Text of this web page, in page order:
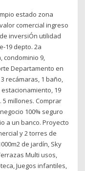
estado zona
comercial ingreso
inversiÓn utilidad
19 depto. 2a
condominio 9,
Departamento en
recámaras, 1 baño,
19
5 millones. Comprar
100% seguro
a un banco. Proyecto
y 2 torres de
de jardín, Sky
Multi usos,
Juegos infantiles,